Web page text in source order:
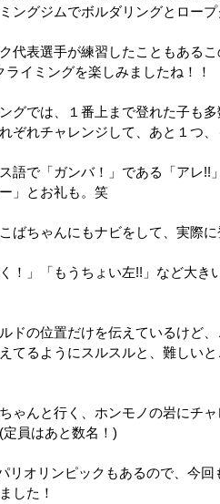
ングジムでボルダリングとロー
代表選手が練習したこともある
ライミングを楽しみましたね！！
グでは、１番上まで登れた子も多
ぞれチャレンジして、あと１つ
語で「ガンバ！」である「アレ!!
」とお礼も。笑
ばちゃんにもナビをして、実際
く！」「もうちょい左!!」など大
ドの位置だけを伝えているけど
てるようにスルスルと、難しい
ゃんと行く、ホンモノの岩にチ
員はあと数名！)
リオリンピックもあるので、今
した！